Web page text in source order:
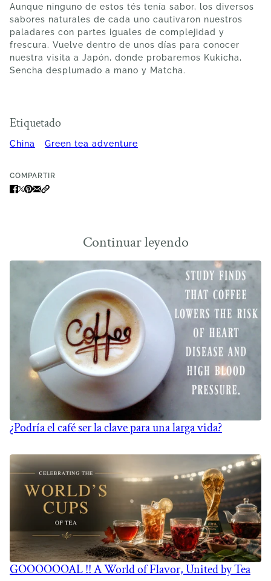
Aunque ninguno de estos tés tenía sabor, los diversos
sabores naturales de cada uno cautivaron nuestros
paladares con partes iguales de complejidad y
frescura. Vuelve dentro de unos días para conocer
nuestra visita a Japón, donde probaremos Kukicha,
Sencha desplumado a mano y Matcha.
Etiquetado
China Green tea adventure
COMPARTIR
Continuar leyendo
¿Podría el café ser la clave para una larga vida?
GOOOOOOAL !! A World of Flavor, United by Tea